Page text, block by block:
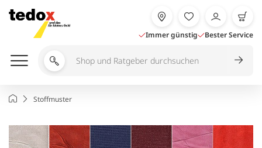
Inhalt
springen
Immer günstig Bester Service
Shop
Ratgeber
StartseiteStoffmuster